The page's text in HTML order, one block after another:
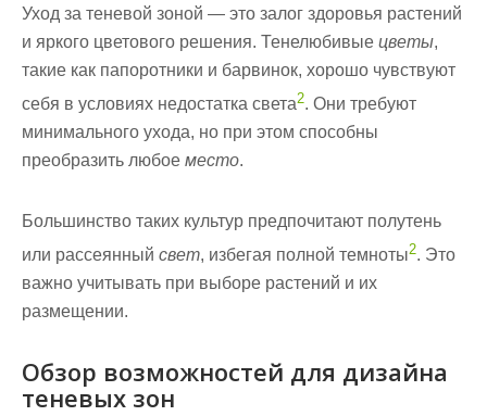
Уход за теневой зоной — это залог здоровья растений
и яркого цветового решения. Тенелюбивые цветы,
такие как папоротники и барвинок, хорошо чувствуют
себя в условиях недостатка света2. Они требуют
минимального ухода, но при этом способны
преобразить любое место.
Большинство таких культур предпочитают полутень
или рассеянный свет, избегая полной темноты2. Это
важно учитывать при выборе растений и их
размещении.
Обзор возможностей для дизайна
теневых зон